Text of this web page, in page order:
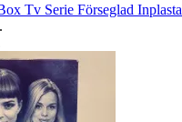
Tv Serie Förseglad
.